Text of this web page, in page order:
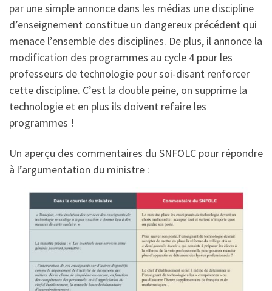
par une simple annonce dans les médias une discipline
d’enseignement constitue un dangereux précédent qui
menace l’ensemble des disciplines. De plus, il annonce la
modification des programmes au cycle 4 pour les
professeurs de technologie pour soi-disant renforcer
cette discipline. C’est la double peine, on supprime la
technologie et en plus ils doivent refaire les
programmes !
Un aperçu des commentaires du SNFOLC pour répondre
à l’argumentation du ministre :